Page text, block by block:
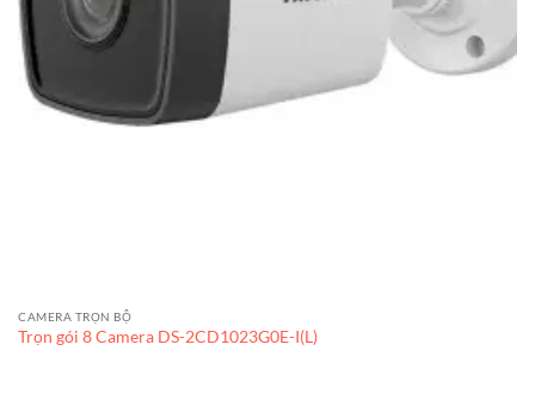
CAMERA TRỌN BỘ
Trọn gói 8 Camera DS-2CD1023G0E-I(L)